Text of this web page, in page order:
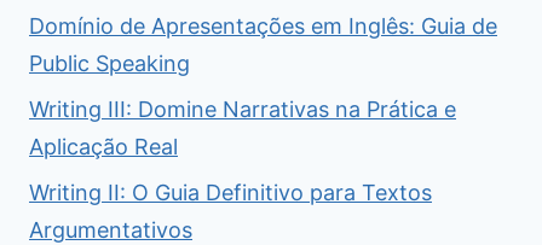
Domínio de Apresentações em Inglês: Guia de
Public Speaking
Writing III: Domine Narrativas na Prática e
Aplicação Real
Writing II: O Guia Definitivo para Textos
Argumentativos